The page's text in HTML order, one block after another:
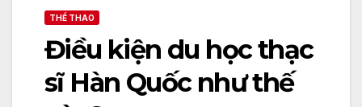
THỂ THAO
Điều kiện du học thạc
sĩ Hàn Quốc như thế